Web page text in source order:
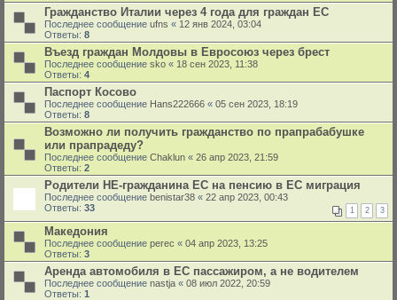
Гражданство Италии через 4 года для граждан ЕС
Последнее сообщение ufns « 12 янв 2024, 03:04
Ответы: 8
Въезд граждан Молдовы в Евросоюз через брест
Последнее сообщение sko « 18 сен 2023, 11:38
Ответы: 4
Паспорт Косово
Последнее сообщение Hans222666 « 05 сен 2023, 18:19
Ответы: 8
Возможно ли получить гражданство по прапрабабушке
или прапрадеду?
Последнее сообщение Chaklun « 26 апр 2023, 21:59
Ответы: 2
Родители НЕ-гражданина ЕС на пенсию в ЕС миграция
Последнее сообщение benistar38 « 22 апр 2023, 00:43
Ответы: 33 1 2 3
Македония
Последнее сообщение perec « 04 апр 2023, 13:25
Ответы: 3
Аренда автомобиля в ЕС пассажиром, а не водителем
Последнее сообщение nastja « 08 июл 2022, 20:59
Ответы: 1